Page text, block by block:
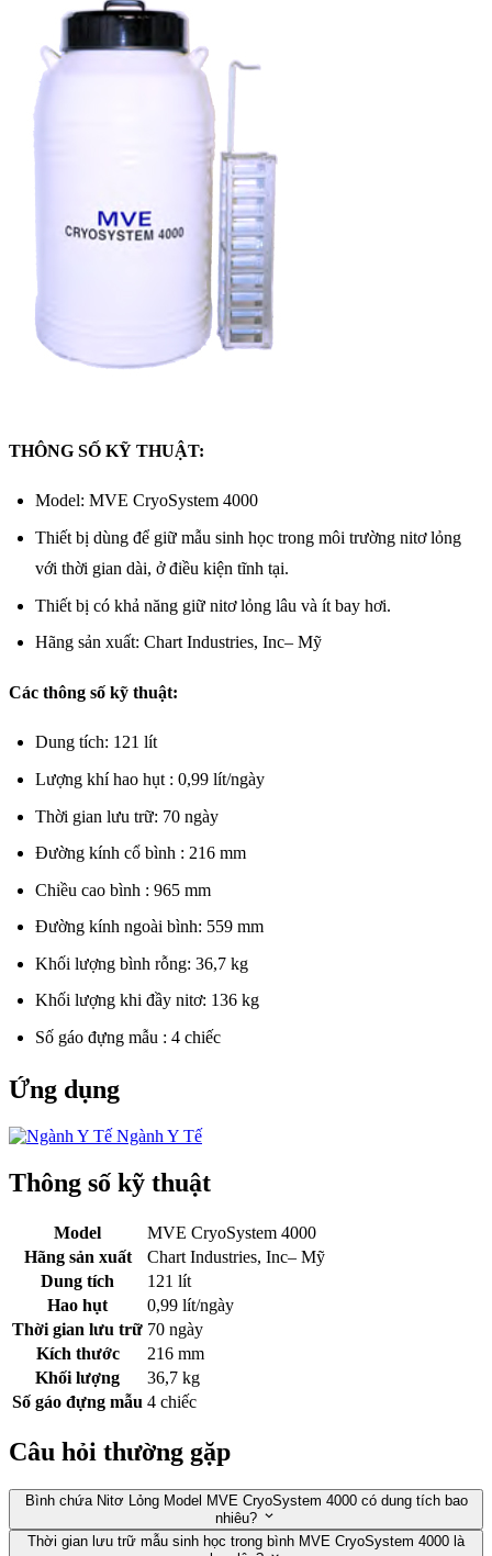
THÔNG SỐ KỸ THUẬT:
Model: MVE CryoSystem 4000
Thiết bị dùng để giữ mẫu sinh học trong môi trường nitơ lỏng
với thời gian dài, ở điều kiện tĩnh tại.
Thiết bị có khả năng giữ nitơ lỏng lâu và ít bay hơi.
Hãng sản xuất: Chart Industries, Inc– Mỹ
Các thông số kỹ thuật:
Dung tích: 121 lít
Lượng khí hao hụt : 0,99 lít/ngày
Thời gian lưu trữ: 70 ngày
Đường kính cổ bình : 216 mm
Chiều cao bình : 965 mm
Đường kính ngoài bình: 559 mm
Khối lượng bình rỗng: 36,7 kg
Khối lượng khi đầy nitơ: 136 kg
Số gáo đựng mẫu : 4 chiếc
Ứng dụng
Ngành Y Tế
Thông số kỹ thuật
Model
MVE CryoSystem 4000
Hãng sản xuất
Chart Industries, Inc– Mỹ
Dung tích
121 lít
Hao hụt
0,99 lít/ngày
Thời gian lưu trữ 70 ngày
Kích thước
216 mm
Khối lượng
36,7 kg
Số gáo đựng mẫu 4 chiếc
Câu hỏi thường gặp
Bình chứa Nitơ Lỏng Model MVE CryoSystem 4000 có dung tích bao
nhiêu?
Thời gian lưu trữ mẫu sinh học trong bình MVE CryoSystem 4000 là